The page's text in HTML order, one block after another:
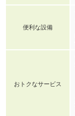
便利な設備
おトクなサービス